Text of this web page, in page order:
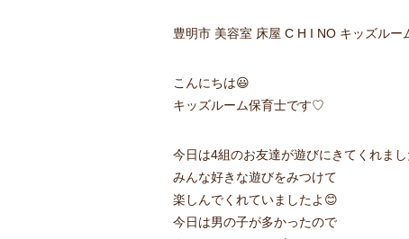
豊明市 美容室 床屋 C H I NO キッズルー
こんにちは😃
キッズルーム保育士です♡
今日は4組のお友達が遊びにきてくれまし
みんな好きな遊びをみつけて
楽しんでくれていましたよ😊
今日は男の子が多かったので